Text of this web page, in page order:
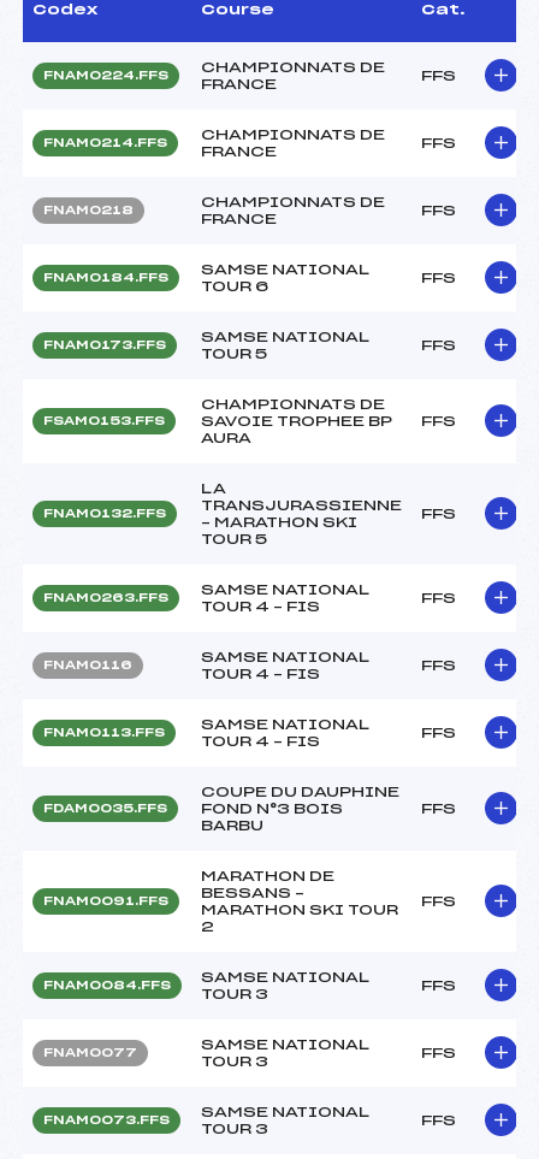
Codex Course Cat.
FNAM0224.FFS
CHAMPIONNATS DE
FRANCE
FFS
FNAM0214.FFS
CHAMPIONNATS DE
FRANCE
FFS
FNAM0218
CHAMPIONNATS DE
FRANCE
FFS
FNAM0184.FFS
SAMSE NATIONAL
TOUR 6
FFS
FNAM0173.FFS
SAMSE NATIONAL
TOUR 5
FFS
FSAM0153.FFS
CHAMPIONNATS DE
SAVOIE TROPHEE BP
AURA
FFS
FNAM0132.FFS
LA
TRANSJURASSIENNE
– MARATHON SKI
TOUR 5
FFS
FNAM0263.FFS
SAMSE NATIONAL
TOUR 4 – FIS
FFS
FNAM0116
SAMSE NATIONAL
TOUR 4 – FIS
FFS
FNAM0113.FFS
SAMSE NATIONAL
TOUR 4 – FIS
FFS
FDAM0035.FFS
COUPE DU DAUPHINE
FOND N°3 BOIS
BARBU
FFS
FNAM0091.FFS
MARATHON DE
BESSANS –
MARATHON SKI TOUR
2
FFS
FNAM0084.FFS
SAMSE NATIONAL
TOUR 3
FFS
FNAM0077
SAMSE NATIONAL
TOUR 3
FFS
FNAM0073.FFS
SAMSE NATIONAL
TOUR 3
FFS